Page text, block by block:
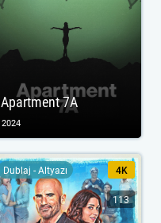
Apartment 7A
2024
Dublaj - Altyazı 4K
113